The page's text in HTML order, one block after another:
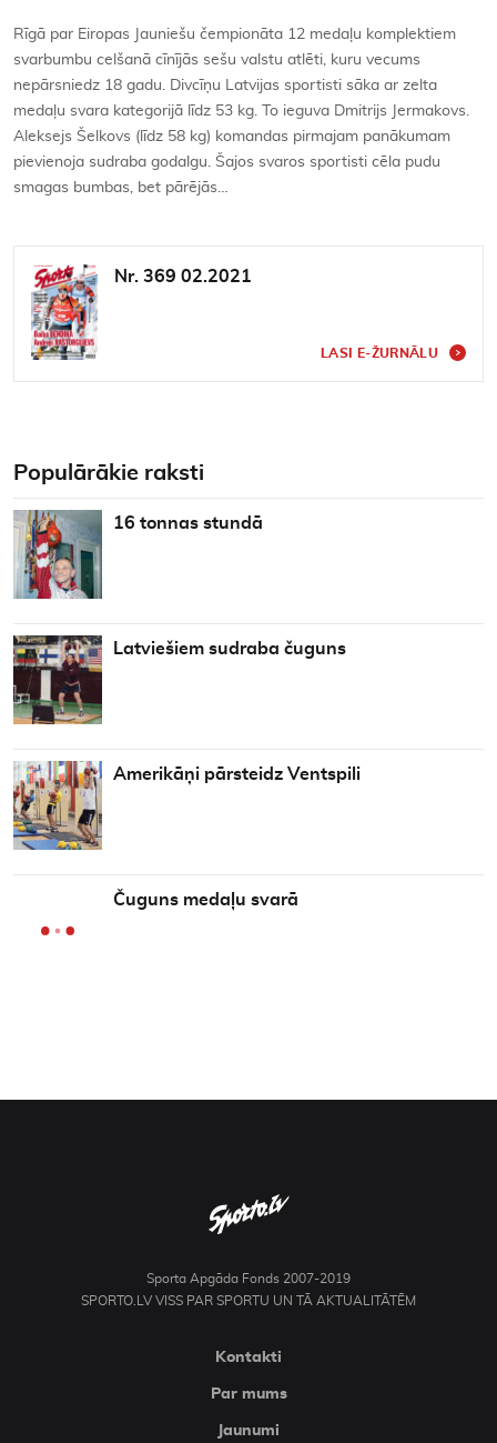
Rīgā par Eiropas Jauniešu čempionāta 12 medaļu komplektiem
svarbumbu celšanā cīnījās sešu valstu atlēti, kuru vecums
nepārsniedz 18 gadu. Divcīņu Latvijas sportisti sāka ar zelta
medaļu svara kategorijā līdz 53 kg. To ieguva Dmitrijs Jermakovs.
Aleksejs Šelkovs (līdz 58 kg) komandas pirmajam panākumam
pievienoja sudraba godalgu. Šajos svaros sportisti cēla pudu
smagas bumbas, bet pārējās…
Nr. 369 02.2021
LASI E-ŽURNĀLU
Populārākie raksti
16 tonnas stundā
Latviešiem sudraba čuguns
Amerikāņi pārsteidz Ventspili
Čuguns medaļu svarā
Sporta Apgāda Fonds 2007-2019
SPORTO.LV VISS PAR SPORTU UN TĀ AKTUALITĀTĒM
Kontakti
Par mums
Jaunumi